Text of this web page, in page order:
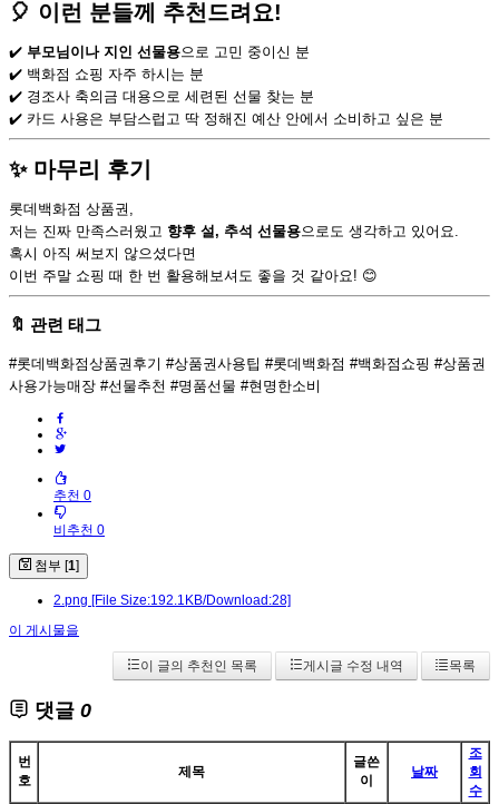
🎈 이런 분들께 추천드려요!
✔️ 부모님이나 지인 선물용으로 고민 중이신 분
✔️ 백화점 쇼핑 자주 하시는 분
✔️ 경조사 축의금 대용으로 세련된 선물 찾는 분
✔️ 카드 사용은 부담스럽고 딱 정해진 예산 안에서 소비하고 싶은 분
✨ 마무리 후기
롯데백화점 상품권,
저는 진짜 만족스러웠고 향후 설, 추석 선물용으로도 생각하고 있어요.
혹시 아직 써보지 않으셨다면
이번 주말 쇼핑 때 한 번 활용해보셔도 좋을 것 같아요! 😊
🔖 관련 태그
#롯데백화점상품권후기 #상품권사용팁 #롯데백화점 #백화점쇼핑 #상품권
사용가능매장 #선물추천 #명품선물 #현명한소비
추천 0
비추천 0
첨부 [1]
2.png [File Size:192.1KB/Download:28]
이 게시물을
이 글의 추천인 목록 게시글 수정 내역 목록
댓글 0
번
호
제목
글쓴
이
날짜
조
회
수